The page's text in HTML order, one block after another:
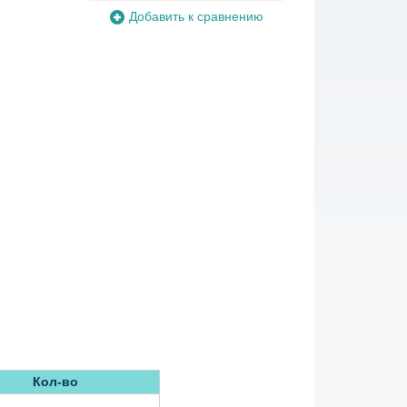
Добавить к сравнению
Кол-во